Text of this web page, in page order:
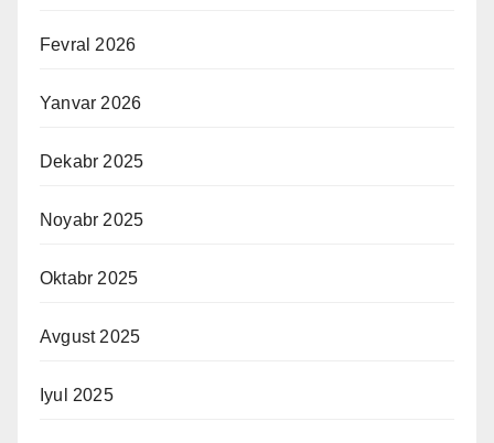
Fevral 2026
Yanvar 2026
Dekabr 2025
Noyabr 2025
Oktabr 2025
Avgust 2025
Iyul 2025